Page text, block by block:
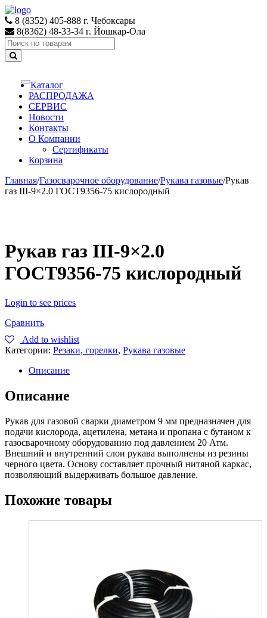
Skip
to
navigation
Skip
to
content
8 (8352) 405-888 г. Чебоксары
8(8362) 48-33-34 г. Йошкар-Ола
Search
for:
Toggle
navigation
Каталог
РАСПРОДАЖА
СЕРВИС
Новости
Контакты
О Компании
Сертификаты
Корзина
Главная/Газосварочное оборудование/Рукава газовые/Рукав
газ III-9×2.0 ГОСТ9356-75 кислородный
Рукав газ III-9×2.0
ГОСТ9356-75 кислородный
Login to see prices
Сравнить
Add to wishlist
Категории: Резаки, горелки, Рукава газовые
Описание
Описание
Рукав для газовой сварки диаметром 9 мм предназначен для
подачи кислорода, ацетилена, метана и пропана с бутаном к
газосварочному оборудованию под давлением 20 Атм.
Внешний и внутренний слои рукава выполнены из резины
черного цвета. Основу составляет прочный нитяной каркас,
позволяющий выдерживать большое давление.
Похожие товары